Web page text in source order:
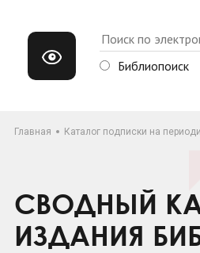
Библиопоиск
Главная Каталог подписки на
СВОДНЫЙ
ИЗДАНИЯ